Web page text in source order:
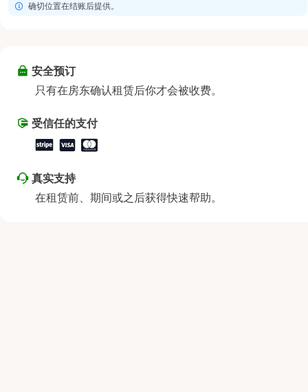
星期二
星期五
星期六
确切位置在结账后提供。
安全预订
只有在房东确认租赁后你才会被收费。
受信任的支付
真实支持
在租赁前、期间或之后获得快速帮助。